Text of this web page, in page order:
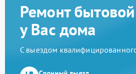
Ремонт
у Вас дома
С выездом